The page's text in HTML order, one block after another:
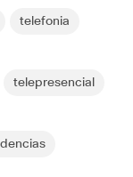
telefonia
telepresencial